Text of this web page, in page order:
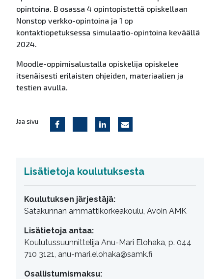
opintoina. B osassa 4 opintopistettä opiskellaan
Nonstop verkko-opintoina ja 1 op
kontaktiopetuksessa simulaatio-opintoina keväällä
2024.
Moodle-oppimisalustalla opiskelija opiskelee
itsenäisesti erilaisten ohjeiden, materiaalien ja
testien avulla.
Jaa sivu
Lisätietoja koulutuksesta
Koulutuksen järjestäjä:
Satakunnan ammattikorkeakoulu, Avoin AMK
Lisätietoja antaa:
Koulutussuunnittelija Anu-Mari Elohaka, p. 044
710 3121, anu-mari.elohaka@samk.fi
Osallistumismaksu: